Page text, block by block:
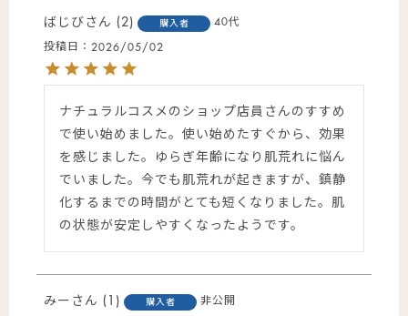
ばじび 2 購入者 40代
投稿日 2026/05/02
ナチュラルコスメのショップ店員さんのすすめ
で使い始めました。使い始めたすぐから、効果
を感じました。ゆらぎ年齢になり肌荒れに悩ん
でいました。今でも肌荒れが起きますが、鎮静
化するまでの時間がとても短くなりました。肌
の状態が安定しやすくなったようです。
みー 1 購入者 非公開